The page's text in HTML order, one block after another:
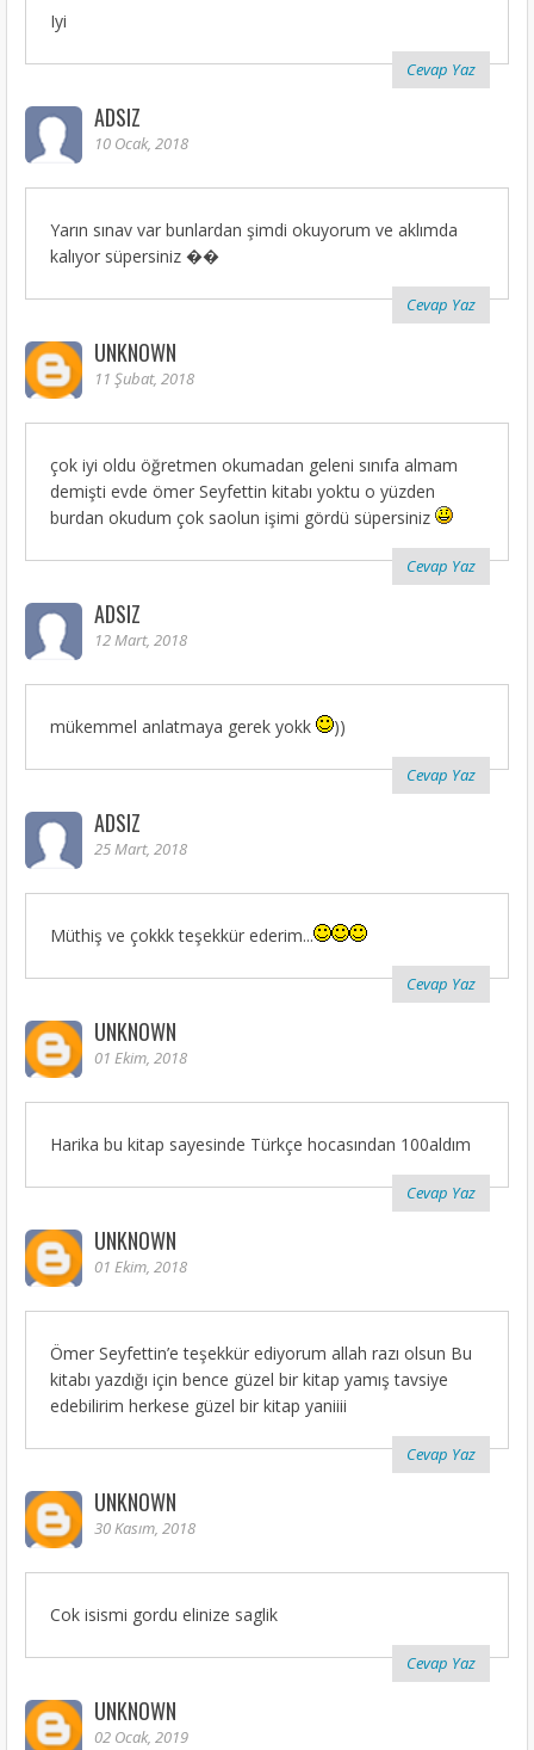
Iyi
Cevap Yaz
ADSIZ
10 Ocak, 2018
Yarın sınav var bunlardan şimdi okuyorum ve aklımda
kalıyor süpersiniz ��
Cevap Yaz
UNKNOWN
11 Şubat, 2018
çok iyi oldu öğretmen okumadan geleni sınıfa almam
demişti evde ömer Seyfettin kitabı yoktu o yüzden
burdan okudum çok saolun işimi gördü süpersiniz
Cevap Yaz
ADSIZ
12 Mart, 2018
mükemmel anlatmaya gerek yokk ))
Cevap Yaz
ADSIZ
25 Mart, 2018
Müthiş ve çokkk teşekkür ederim...
Cevap Yaz
UNKNOWN
01 Ekim, 2018
Harika bu kitap sayesinde Türkçe hocasından 100aldım
Cevap Yaz
UNKNOWN
01 Ekim, 2018
Ömer Seyfettin’e teşekkür ediyorum allah razı olsun Bu
kitabı yazdığı için bence güzel bir kitap yamış tavsiye
edebilirim herkese güzel bir kitap yaniiii
Cevap Yaz
UNKNOWN
30 Kasım, 2018
Cok isismi gordu elinize saglik
Cevap Yaz
UNKNOWN
02 Ocak, 2019